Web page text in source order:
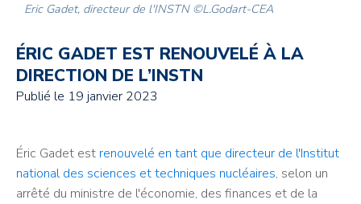
Eric Gadet, directeur de l'INSTN ©L.Godart-CEA
ÉRIC GADET EST RENOUVELÉ À LA
DIRECTION DE L’INSTN
Publié le 19 janvier 2023
Éric Gadet est renouvelé en tant que directeur de l'Institut
national des sciences et techniques nucléaires, selon un
arrêté du ministre de l'économie, des finances et de la